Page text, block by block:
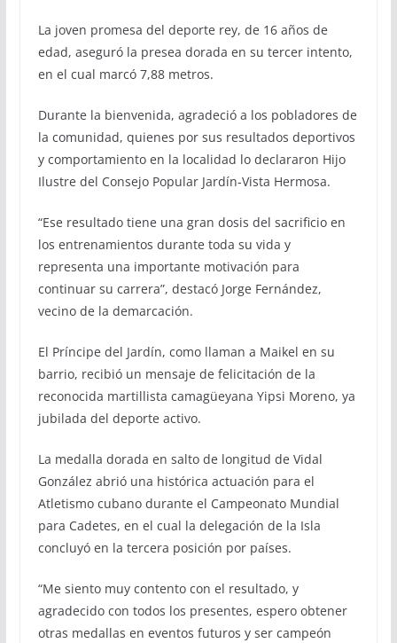
La joven promesa del deporte rey, de 16 años de
edad, aseguró la presea dorada en su tercer intento,
en el cual marcó 7,88 metros.
Durante la bienvenida, agradeció a los pobladores de
la comunidad, quienes por sus resultados deportivos
y comportamiento en la localidad lo declararon Hijo
Ilustre del Consejo Popular Jardín-Vista Hermosa.
“Ese resultado tiene una gran dosis del sacrificio en
los entrenamientos durante toda su vida y
representa una importante motivación para
continuar su carrera”, destacó Jorge Fernández,
vecino de la demarcación.
El Príncipe del Jardín, como llaman a Maikel en su
barrio, recibió un mensaje de felicitación de la
reconocida martillista camagüeyana Yipsi Moreno, ya
jubilada del deporte activo.
La medalla dorada en salto de longitud de Vidal
González abrió una histórica actuación para el
Atletismo cubano durante el Campeonato Mundial
para Cadetes, en el cual la delegación de la Isla
concluyó en la tercera posición por países.
“Me siento muy contento con el resultado, y
agradecido con todos los presentes, espero obtener
otras medallas en eventos futuros y ser campeón